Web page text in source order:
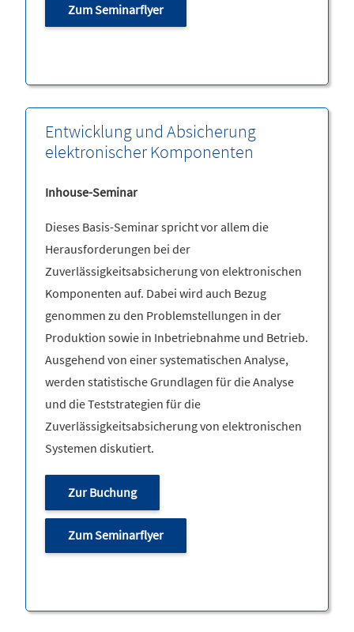
Zum Seminarflyer
Entwicklung und Absicherung
elektronischer Komponenten
Inhouse-Seminar
Dieses Basis-Seminar spricht vor allem die
Herausforderungen bei der
Zuverlässigkeitsabsicherung von elektronischen
Komponenten auf. Dabei wird auch Bezug
genommen zu den Problemstellungen in der
Produktion sowie in Inbetriebnahme und Betrieb.
Ausgehend von einer systematischen Analyse,
werden statistische Grundlagen für die Analyse
und die Teststrategien für die
Zuverlässigkeitsabsicherung von elektronischen
Systemen diskutiert.
Zur Buchung
Zum Seminarflyer